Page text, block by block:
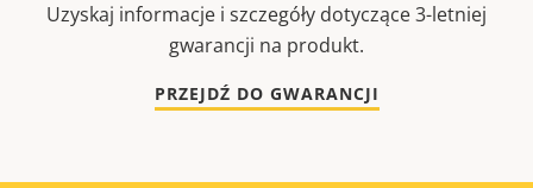
Uzyskaj informacje i szczegóły dotyczące 3-letniej
gwarancji na produkt.
PRZEJDŹ DO GWARANCJI